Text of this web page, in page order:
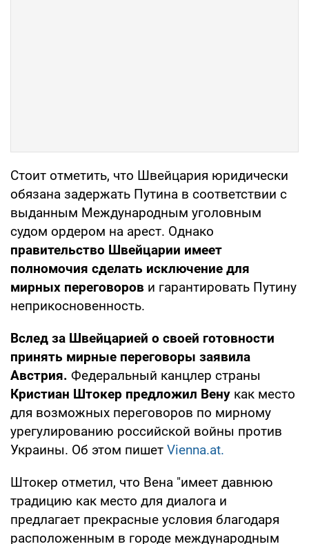
Стоит отметить, что Швейцария юридически
обязана задержать Путина в соответствии с
выданным Международным уголовным
судом ордером на арест. Однако
правительство Швейцарии имеет
полномочия сделать исключение для
мирных переговоров и гарантировать Путину
неприкосновенность.
Вслед за Швейцарией о своей готовности
принять мирные переговоры заявила
Австрия. Федеральный канцлер страны
Кристиан Штокер предложил Вену как место
для возможных переговоров по мирному
урегулированию российской войны против
Украины. Об этом пишет Vienna.at.
Штокер отметил, что Вена "имеет давнюю
традицию как место для диалога и
предлагает прекрасные условия благодаря
расположенным в городе международным